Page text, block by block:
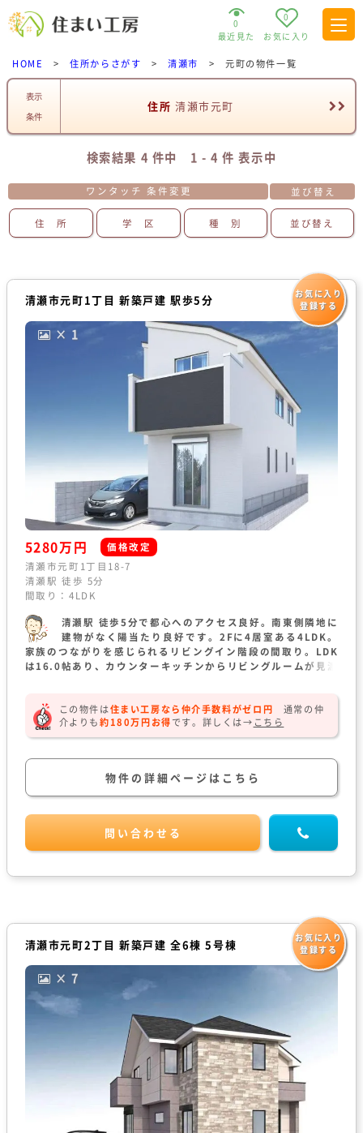
0
最近見た
0
お気に入り
HOME > 住所からさがす > 清瀬市 > 元町の物件一覧
表示
条件
住所 清瀬市元町
検索結果 4 件中 1 - 4 件 表示中
ワンタッチ 条件変更 並び替え
住 所 学 区 種 別 並び替え
清瀬市元町1丁目 新築戸建 駅歩5分
お気に入り
登録する
× 1
5280万円
価格改定
清瀬市元町1丁目18-7
清瀬駅 徒歩 5分
間取り：4LDK
清瀬駅 徒歩5分で都心へのアクセス良好。南東側隣地に
建物がなく陽当たり良好です。2Fに4居室ある4LDK。
家族のつながりを感じられるリビングイン階段の間取り。LDK
は16.0帖あり、カウンターキッチンからリビングルームが見渡
この物件は住まい工房なら仲介手数料がゼロ円
通常の仲
介よりも約180万円お得です。 詳しくは→ こちら
物件の詳細ページはこちら
問い合わせる
清瀬市元町2丁目 新築戸建 全6棟 5号棟
お気に入り
登録する
× 7